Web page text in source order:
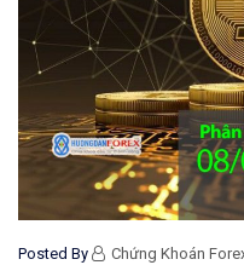
Posted By Chứng Khoán